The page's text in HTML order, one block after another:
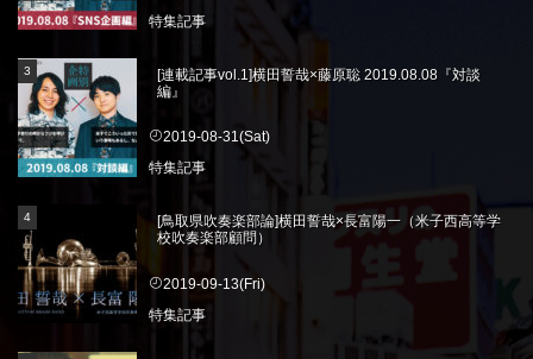
特集記事
[連載記事vol.1]横田誓哉×藤原聡 2019.08.08『対談
編』
2019-08-31(Sat)
特集記事
[鳥取県吹奏楽部論]横田誓哉×長富陽一（米子西高等学
校吹奏楽部顧問）
2019-09-13(Fri)
特集記事